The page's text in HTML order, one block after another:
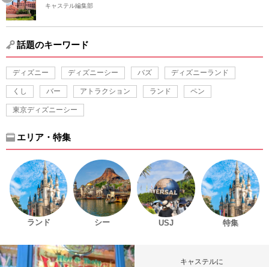
キャステル編集部
話題のキーワード
ディズニー ディズニーシー バズ ディズニーランド
くし バー アトラクション ランド ペン
東京ディズニーシー
エリア・特集
ランド シー USJ 特集
キャステルに